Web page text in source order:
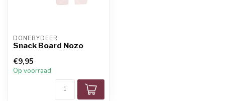
DONEBYDEER
Snack Board Nozo
€9,95
Op voorraad